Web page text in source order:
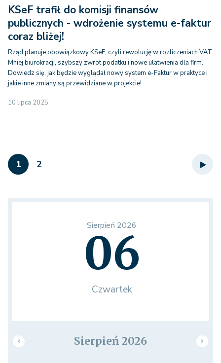
KSeF trafił do komisji finansów
publicznych - wdrożenie systemu e-faktur
coraz bliżej!
Rząd planuje obowiązkowy KSeF, czyli rewolucję w rozliczeniach VAT.
Mniej biurokracji, szybszy zwrot podatku i nowe ułatwienia dla firm.
Dowiedz się, jak będzie wyglądał nowy system e-Faktur w praktyce i
jakie inne zmiany są przewidziane w projekcie!
10 lipca 2025
1 2
Sierpień 2026
06
Czwartek
Sierpień 2026